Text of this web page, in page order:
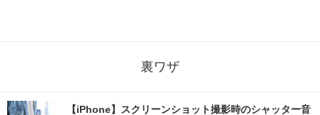
裏ワザ
【iPhone】スクリーンショット撮影時のシャッター音